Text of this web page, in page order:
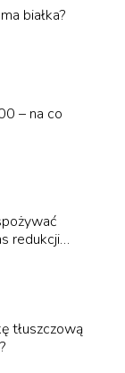
białka?
– na co
redukcji
tłuszczową